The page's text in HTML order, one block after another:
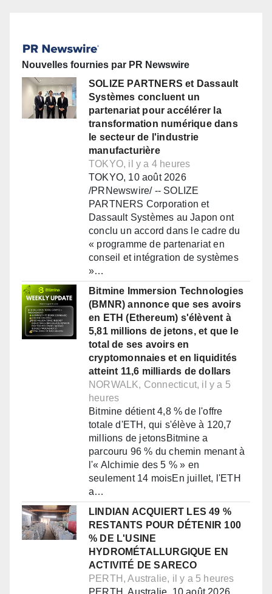
Nouvelles fournies par PR Newswire
SOLIZE PARTNERS et Dassault
Systèmes concluent un
partenariat pour accélérer la
transformation numérique dans
le secteur de l'industrie
manufacturière
TOKYO, il y a 4 heures
TOKYO, 10 août 2026
/PRNewswire/ -- SOLIZE
PARTNERS Corporation et
Dassault Systèmes au Japon ont
conclu un accord dans le cadre du
« programme de partenariat en
conseil et intégration de systèmes
»…
Bitmine Immersion Technologies
(BMNR) annonce que ses avoirs
en ETH (Ethereum) s'élèvent à
5,81 millions de jetons, et que le
total de ses avoirs en
cryptomonnaies et en liquidités
atteint 11,6 milliards de dollars
NORWALK, Connecticut, il y a 5
heures
Bitmine détient 4,8 % de l'offre
totale d'ETH, qui s'élève à 120,7
millions de jetonsBitmine a
parcouru 96 % du chemin menant à
l'« Alchimie des 5 % » en
seulement 14 moisEn juillet, l'ETH
a…
LINDIAN ACQUIERT LES 49 %
RESTANTS POUR DÉTENIR 100
% DE L'USINE
HYDROMÉTALLURGIQUE EN
ACTIVITÉ DE SARECO
PERTH, Australie, il y a 5 heures